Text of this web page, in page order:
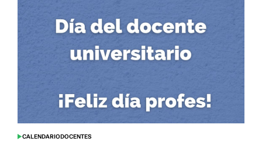
POSTED
CALENDARIODOCENTES